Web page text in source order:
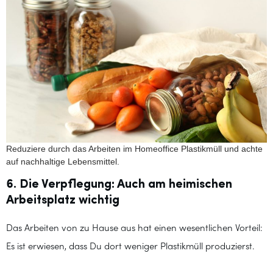
Reduziere durch das Arbeiten im Homeoffice Plastikmüll und achte
auf nachhaltige Lebensmittel.
6. Die Verpflegung: Auch am heimischen
Arbeitsplatz wichtig
Das Arbeiten von zu Hause aus hat einen wesentlichen Vorteil:
Es ist erwiesen, dass Du dort weniger Plastikmüll produzierst.